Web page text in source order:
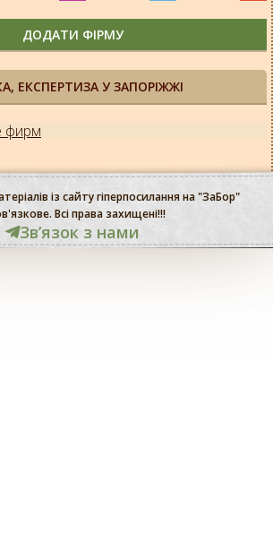
ЕКСПЕРТИЗА У ЗАПОРІЖЖІ
фирм
ДОДАТИ ФІРМУ
із сайту гіперпосилання на "ЗаБор"
Всі права захищені!!!
Звʼязок з нами